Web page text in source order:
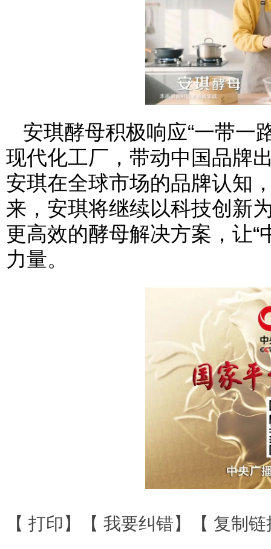
安琪酵母积极响应“一带一
现代化工厂，带动中国品牌
安琪在全球市场的品牌认知
来，安琪将继续以科技创新
更高效的酵母解决方案，让“
力量。
【 打印 】【 我要纠错】【 复制链